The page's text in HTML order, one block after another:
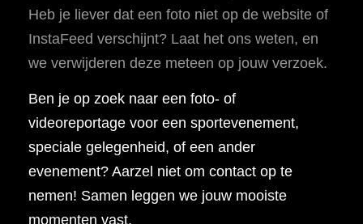
Heb je liever dat een foto niet op de website of
InstaFeed verschijnt? Laat het ons weten, en
we verwijderen deze meteen op jouw verzoek.
Ben je op zoek naar een foto- of
videoreportage voor een sportevenement,
speciale gelegenheid, of een ander
evenement? Aarzel niet om contact op te
nemen! Samen leggen we jouw mooiste
momenten vast.